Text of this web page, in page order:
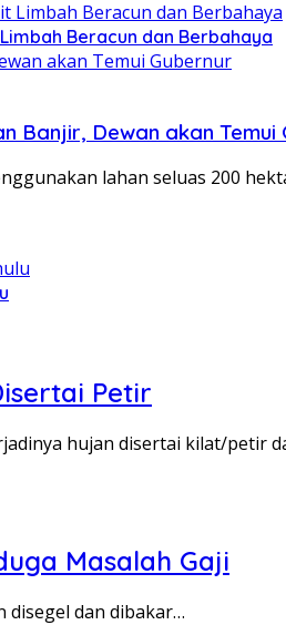
Beracun dan Berbahaya
Banjir, Dewan akan Temui
lahan seluas 200
Petir
hujan disertai kilat/petir
Masalah Gaji
disegel dan dibakar…